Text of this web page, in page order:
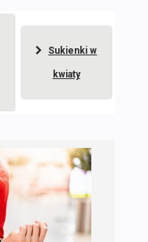
Sukienki w
kwiaty